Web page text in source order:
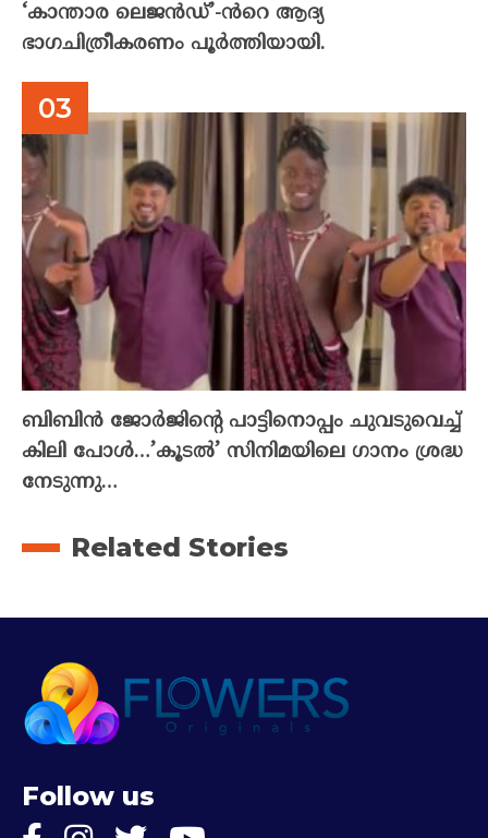
‘കാന്താര ലെജൻഡ്’-ൻറെ ആദ്യ
ഭാഗചിത്രീകരണം പൂർത്തിയായി.
ബിബിൻ ജോർജിന്റെ പാട്ടിനൊപ്പം ചുവടുവെച്ച്
കിലി പോൾ…’കൂടൽ’ സിനിമയിലെ ഗാനം ശ്രദ്ധ
നേടുന്നു…
Related Stories
Follow us